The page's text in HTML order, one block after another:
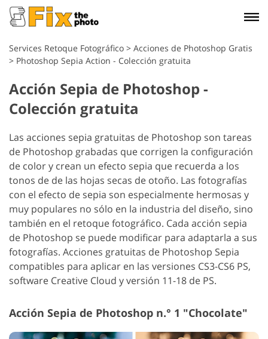
Services Retoque Fotográfico > Acciones de Photoshop Gratis
> Photoshop Sepia Action - Colección gratuita
Acción Sepia de Photoshop -
Colección gratuita
Las acciones sepia gratuitas de Photoshop son tareas
de Photoshop grabadas que corrigen la configuración
de color y crean un efecto sepia que recuerda a los
tonos de de las hojas secas de otoño. Las fotografías
con el efecto de sepia son especialmente hermosas y
muy populares no sólo en la industria del diseño, sino
también en el retoque fotográfico. Cada acción sepia
de Photoshop se puede modificar para adaptarla a sus
fotografías. Acciones gratuitas de Photoshop Sepia
compatibles para aplicar en las versiones CS3-CS6 PS,
software Creative Cloud y versión 11-18 de PS.
Acción Sepia de Photoshop n.° 1 "Chocolate"